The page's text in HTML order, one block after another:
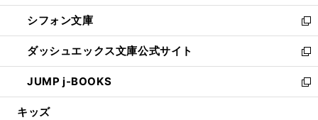
開
く
ウ
で
開
く
ウ
ィ
ン
ド
ウ
で
開
し
い
ウ
ィ
ン
ド
ウ
シフォン文庫
新
し
い
ウ
ィ
ン
ダッシュエックス文庫公式サイト
新
し
い
ウ
JUMP j-BOOKS
新
し
キッズ